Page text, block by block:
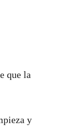
que la
y